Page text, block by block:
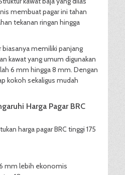
membuat pagar ini tahan
tekanan ringan hingga
biasanya memiliki panjang
kawat yang umum digunakan
6 mm hingga 8 mm. Dengan
kokoh sekaligus mudah
Harga Pagar BRC
harga pagar BRC tinggi 175
mm lebih ekonomis